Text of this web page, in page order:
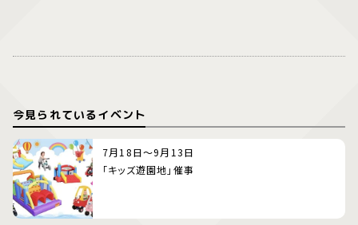
今見られているイベント
7月18日～9月13日
「キッズ遊園地」催事